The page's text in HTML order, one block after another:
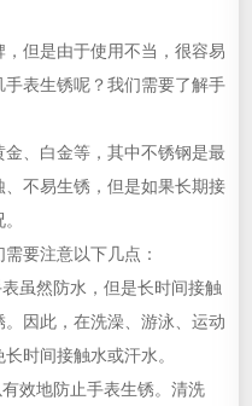
但是由于使用不当，很容易
表生锈呢？我们需要了解手
、白金等，其中不锈钢是最
不易生锈，但是如果长期接
要注意以下几点：
虽然防水，但是长时间接触
因此，在洗澡、游泳、运动
时间接触水或汗水。
效地防止手表生锈。清洗